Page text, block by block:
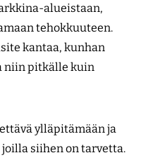
alueistaan,
tehokkuuteen.
kantaa, kunhan
niin pitkälle kuin
ylläpitämään ja
siihen on tarvetta.